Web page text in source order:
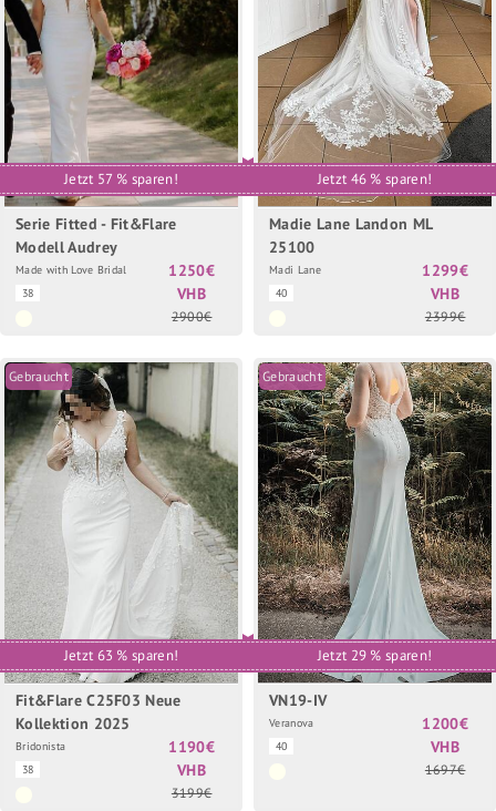
Jetzt 57 % sparen!
Serie Fitted - Fit&Flare
Modell Audrey
Made with Love Bridal
38
1250€
VHB
2900€
Jetzt 46 % sparen!
Madie Lane Landon ML
25100
Madi Lane
40
1299€
VHB
2399€
Gebraucht
Jetzt 63 % sparen!
Fit&Flare C25F03 Neue
Kollektion 2025
Bridonista
38
1190€
VHB
3199€
Gebraucht
Jetzt 29 % sparen!
VN19-IV
Veranova
40
1200€
VHB
1697€